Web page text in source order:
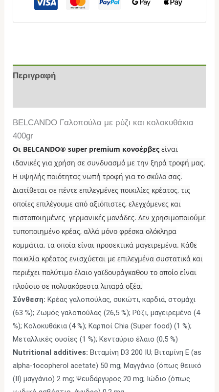
Περιγραφή
BELCANDO Γαλοπούλα με ρύζι και κολοκυθάκια
400gr
Οι BELCANDO® super premium κονσέρβεςείναι
ιδανικές για χρήση σε συνδυασμό με την ξηρά τροφή μας.
Η υψηλής ποιότητας νωπή τροφή για το σκύλο σας.
Διατίθεται σε πέντε επιλεγμένες ποικιλίες κρέατος, τις
οποίες επιλέγουμε από αξιόπιστες, ελεγχόμενες και
πιστοποιημένες γερμανικές μονάδες. Δεν χρησιμοποιούμε
τυποποιημένο κρέας, αλλά μόνο φρέσκα ολόκληρα
κομμάτια, τα οποία είναι προσεκτικά μαγειρεμένα. Κάθε
ποικιλία κρέατος ενισχύεται με επιλεγμένα συστατικά και
περιέχει πολύτιμο έλαιο γαϊδουράγκαθου το οποίο είναι
πλούσιο σε πολυακόρεστα λιπαρά οξέα.
Σύνθεση: Κρέας γαλοπούλας, συκώτι, καρδιά, στομάχι
(63 %); Ζωμός γαλοπούλας (26,5 %); Ρύζι, μαγειρεμένο (4
%); Κολοκυθάκια (4 %); Καρποί Chia (Super food) (1 %);
Μεταλλικές ουσίες (1 %); Κενταύριο έλαιο (0,5 %)
Nutritional additives: Βιταμίνη D3 200 IU; Βιταμίνη Ε (as
alpha-tocopherol acetate) 50 mg; Μαγγάνιο (όπως θειικό
(ΙΙ) μαγγάνιο) 2 mg; Ψευδάργυρος 20 mg; Ιώδιο (όπως